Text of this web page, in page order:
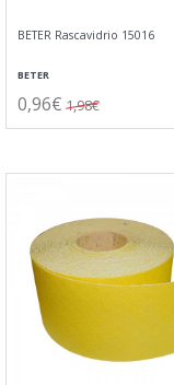
BETER Rascavidrio 15016
BETER
0,96€ 1,98€